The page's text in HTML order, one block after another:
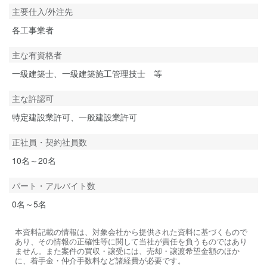
主要仕入/外注先
各工事業者
主な有資格者
一級建築士、一級建築施工管理技士 等
主な許認可
特定建設業許可、一般建設業許可
正社員・契約社員数
10名～20名
パート・アルバイト数
0名～5名
本資料記載の情報は、対象会社から提供された資料に基づくもので
あり、その情報の正確性等に関して当社が責任を負うものではあり
ません。また案件の買収・譲受には、売却・譲渡希望金額のほか
に、着手金・仲介手数料など諸経費が必要です。